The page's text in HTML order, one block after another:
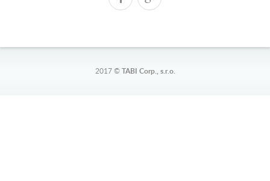
2017 © TABI Corp., s.r.o.